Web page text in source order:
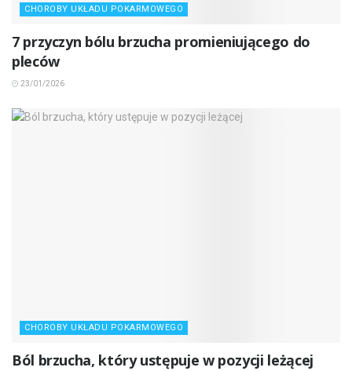
CHOROBY UKŁADU POKARMOWEGO
7 przyczyn bólu brzucha promieniującego do
pleców
23/01/2026
CHOROBY UKŁADU POKARMOWEGO
Ból brzucha, który ustępuje w pozycji leżącej